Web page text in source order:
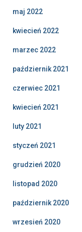
maj 2022
kwiecień 2022
marzec 2022
październik 2021
czerwiec 2021
kwiecień 2021
luty 2021
styczeń 2021
grudzień 2020
listopad 2020
październik 2020
wrzesień 2020